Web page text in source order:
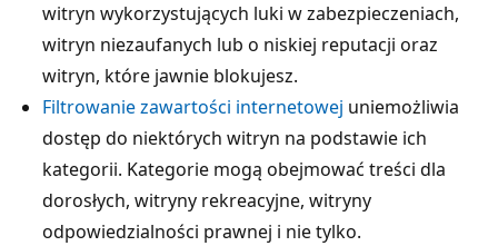
witryn wykorzystujących luki w zabezpieczeniach,
witryn niezaufanych lub o niskiej reputacji oraz
witryn, które jawnie blokujesz.
Filtrowanie zawartości internetowej uniemożliwia
dostęp do niektórych witryn na podstawie ich
kategorii. Kategorie mogą obejmować treści dla
dorosłych, witryny rekreacyjne, witryny
odpowiedzialności prawnej i nie tylko.